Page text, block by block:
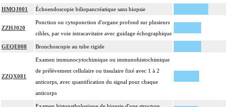
réexamens aux divers stades de réalisation, le compte rendu, le codage
coupes sériées
empreinte par apposition cellulaire
écrasis cellulaire
17.2
Facturation :
un seul acte peut être facturé que l'exérèse soit monobloc ou en fragments non
différenciés par le préleveur, partielle ou totale, pour chaque structure
anatomique
HMQJ001 Échoendoscopie biliopancréatique sans biopsie
ZZHJ020
Ponction ou cytoponction d'organe profond sur plusieurs
cibles, par voie intracavitaire avec guidage échographique
GEQE008 Bronchoscopie au tube rigide
ZZQX081
Examen immunocytochimique ou immunohistochimique
de prélèvement cellulaire ou tissulaire fixé avec 1 à 2
anticorps, avec quantification du signal pour chaque
anticorps